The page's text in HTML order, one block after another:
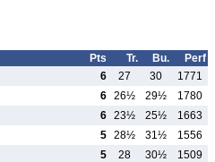
Pts Tr. Bu.
Perf
6 27 30
1771
6 26½ 29½
1780
6 23½ 25½
1663
5 28½ 31½
1556
5 28 30½
1509